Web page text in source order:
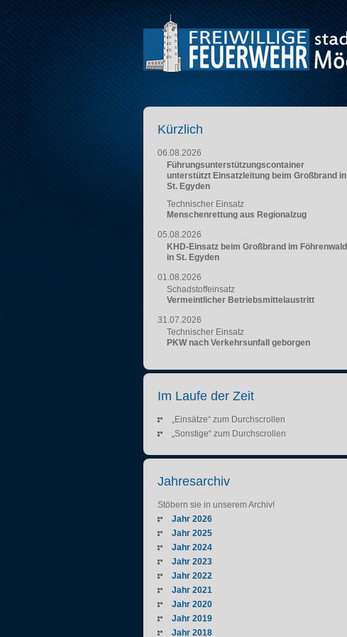
Kürzlich
06.08.2026
Führungsunterstützungscontainer
unterstützt Einsatzleitung beim Großbrand in
St. Egyden
Technischer Einsatz
Menschenrettung aus Regionalzug
05.08.2026
KHD-Einsatz beim Großbrand im Föhrenwald
in St. Egyden
01.08.2026
Schadstoffeinsatz
Vermeintlicher Betriebsmittelaustritt
31.07.2026
Technischer Einsatz
PKW nach Verkehrsunfall geborgen
Im Laufe der Zeit
„Einsätze“ zum Durchscrollen
„Sonstige“ zum Durchscrollen
Jahresarchiv
Stöbern sie in unserem Archiv!
Jahr 2026
Jahr 2025
Jahr 2024
Jahr 2023
Jahr 2022
Jahr 2021
Jahr 2020
Jahr 2019
Jahr 2018